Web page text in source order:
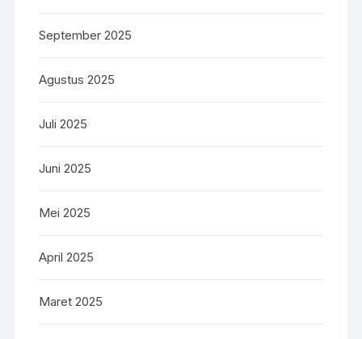
September 2025
Agustus 2025
Juli 2025
Juni 2025
Mei 2025
April 2025
Maret 2025